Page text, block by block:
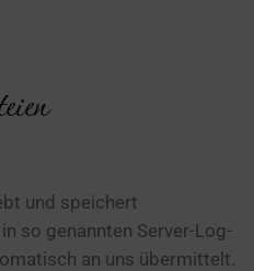
und speichert
so genannten Server-Log-
an uns übermittelt.